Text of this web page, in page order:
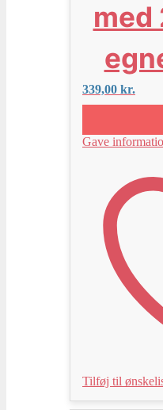
med
339,00 kr.
Gave
Tilføj til